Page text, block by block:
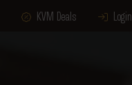
KVM Deals Login